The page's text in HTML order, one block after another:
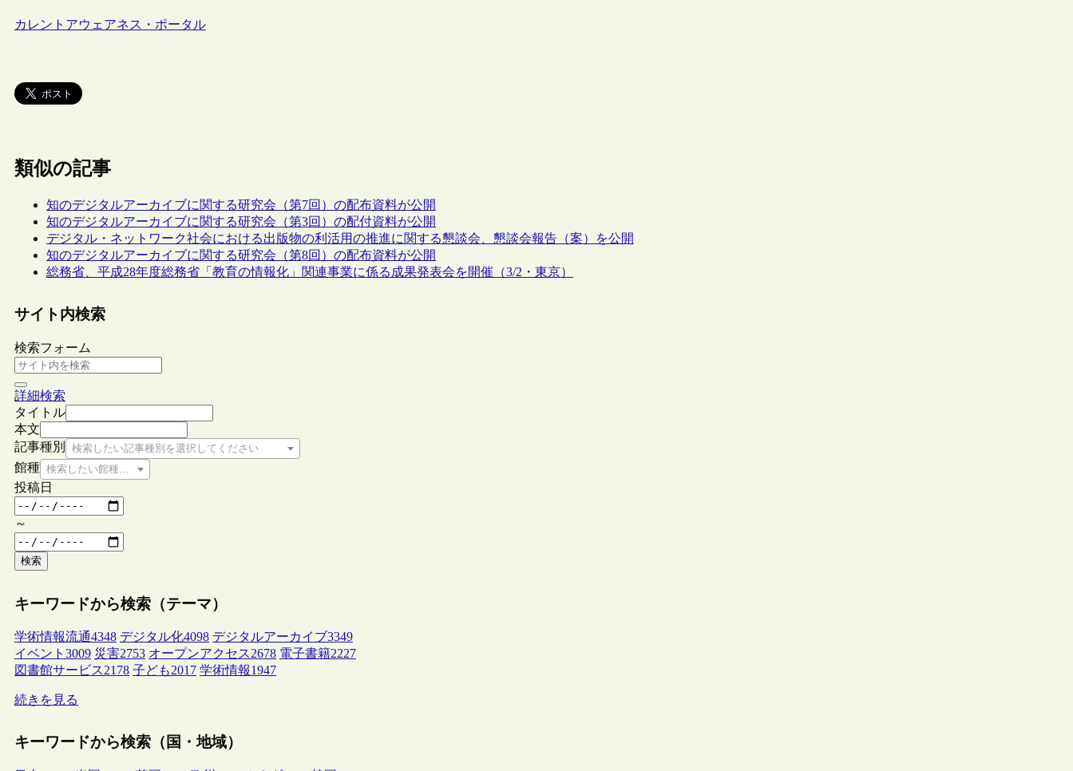
カレントアウェアネス・ポータル
類似の記事
知のデジタルアーカイブに関する研究会（第7回）の配布資料が公開
知のデジタルアーカイブに関する研究会（第3回）の配付資料が公開
デジタル・ネットワーク社会における出版物の利活用の推進に関する懇談会、懇談会報告（案）を公開
知のデジタルアーカイブに関する研究会（第8回）の配布資料が公開
総務省、平成28年度総務省「教育の情報化」関連事業に係る成果発表会を開催（3/2・東京）
サイト内検索
検索フォーム
詳細検索
タイトル
本文
記事種別
検索したい記事種別を選択してください
館種 検索したい館種を選択してください
投稿日
～
検索
キーワードから検索（テーマ）
学術情報流通4348 デジタル化4098 デジタルアーカイブ3349
イベント 3009 災害2753 オープンアクセス2678 電子書籍2227
図書館サービス2178 子ども2017 学術情報1947
続きを見る
キーワードから検索（国・地域）